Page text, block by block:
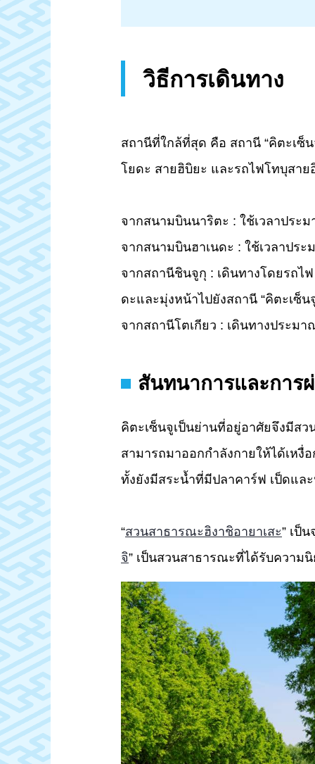
วิธีการเดินทาง
สถานีที่ใกล้ที่สุด คือ สถานี “คิตะเซ็น
โยดะ สายฮิบิยะ และรถไฟโทบุสา
จากสนามบินนาริตะ : ใช้เวลาประ
จากสนามบินฮาเนดะ : ใช้เวลาปร
จากสถานีชินจูกุ : เดินทางโดยรถไ
ดะและมุ่งหน้าไปยังสถานี “คิตะเซ็
จากสถานีโตเกียว : เดินทางประม
สันทนาการและการ
คิตะเซ็นจูเป็นย่านที่อยู่อาศัยจึงมีส
สามารถมาออกกำลังกายให้ได้เหงื่อ
ทั้งยังมีสระน้ำที่มีปลาคาร์ฟ เป็ดแล
“สวนสาธารณะฮิงาชิอายาเสะ” เป็
จิ” เป็นสวนสาธารณะที่ได้รับความ